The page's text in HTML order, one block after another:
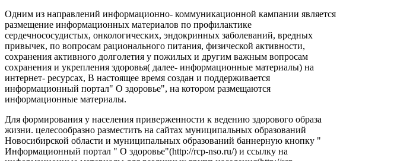
Одним из направлений информационно- коммуникационной кампании является
размещение информационных материалов по профилактике
сердечнососудистых, онкологических, эндокринных заболеваний, вредных
привычек, по вопросам рационального питания, физической активности,
сохранения активного долголетия у пожилых и другим важным вопросам
сохранения и укрепления здоровья( далее- информационные материалы) на
интернет- ресурсах, В настоящее время создан и поддерживается
информационный портал" О здоровье", на котором размещаются
информационные материалы.
Для формирования у населения приверженности к ведению здорового образа
жизни. целесообразно разместить на сайтах муниципальных образований
Новосибирской области и муниципальных образований баннерную кнопку "
Информационный портал " О здоровье"(http://rcp-nso.ru/) и ссылку на